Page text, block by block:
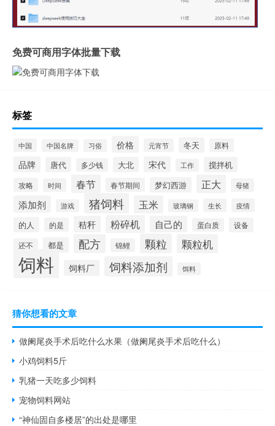
免费可商用字体批量下载
标签
中国 中国名牌 习俗 价格 元宵节 冬天 原料
品牌 唐代 多少钱 大北 宋代 工作 搅拌机
攻略 时间 春节 春节期间 梦幻西游 正大 母猪
添加剂 游戏 猪饲料 玉米 玻璃钢 生长 疫情
的人 的是 秸秆 粉碎机 自己的 蛋白质 设备
还不 都是 配方 锦鲤 颗粒 颗粒机
饲料 饲料厂 饲料添加剂 饵料
猜你想看的文章
做阑尾炎手术后吃什么水果（做阑尾炎手术后吃什么）
小鸡饲料5斤
乳猪一天吃多少饲料
宠物饲料网站
“神仙固自多楼居”的出处是哪里